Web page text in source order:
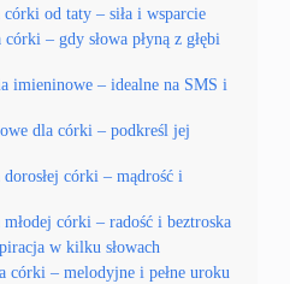
od taty – siła i wsparcie
– gdy słowa płyną z głębi
imieninowe – idealne na SMS i
dla córki – podkreśl jej
córki – mądrość i
córki – radość i beztroska
w kilku słowach
córki – melodyjne i pełne uroku